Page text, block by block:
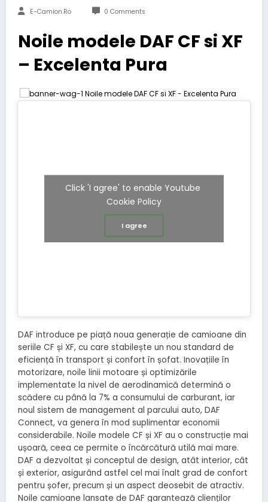
E-Camion.ro 0 Comments
Noile modele DAF CF si XF
– Excelenta Pura
Click 'I agree' to enable Youtube
Cookie Policy
I agree
DAF introduce pe piață noua generație de camioane din
seriile CF și XF, cu care stabilește un nou standard de
eficiență în transport și confort în șofat. Inovațiile în
motorizare, noile linii motoare și optimizările
implementate la nivel de aerodinamică determină o
scădere cu până la 7% a consumului de carburant, iar
noul sistem de management al parcului auto, DAF
Connect, va genera în mod suplimentar economii
considerabile. Noile modele CF și XF au o construcție mai
ușoară, ceea ce permite o încărcătură utilă mai mare.
DAF a dezvoltat și conceptul de design, atât interior, cât
și exterior, asigurând astfel cel mai înalt grad de confort
pentru șofer, precum și un aspect deosebit de atractiv.
Noile camioane lansate de DAF garantează clienților